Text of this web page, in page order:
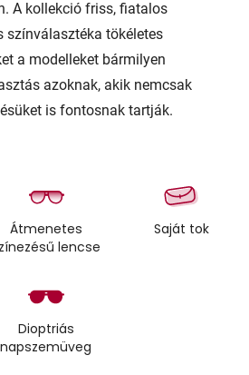
A kollekció friss, fiatalos
tökéletes
a modelleket bármilyen
azoknak, akik nemcsak
is fontosnak tartják.
Átmenetes
lencse
Saját tok
Dioptriás
napszemüveg